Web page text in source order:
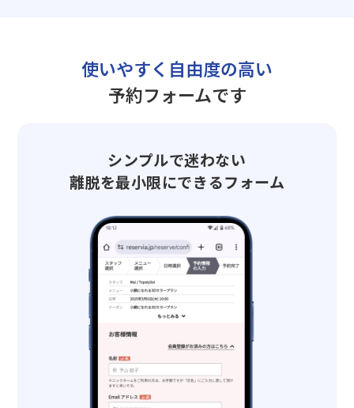
使いやすく自由度の高い
予約フォームです
シンプルで迷わない
離脱を最小限にできるフォーム